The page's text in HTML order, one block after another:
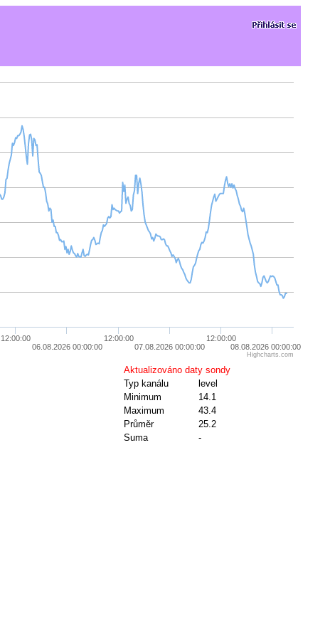
12:00:00
06.08.2026 00:00:00
12:00:00
07.08.2026 00:00:00
12:00:00
08.08.2026 00:00:00
Highcharts.com
Aktualizováno daty sondy
Typ kanálu
level
Minimum
14.1
Maximum
43.4
Průměr
25.2
Suma
-